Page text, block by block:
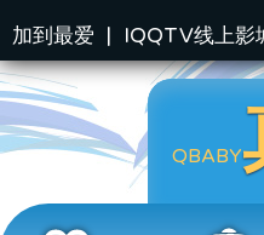
加到最爱 | IQQTV线上影
QBABY